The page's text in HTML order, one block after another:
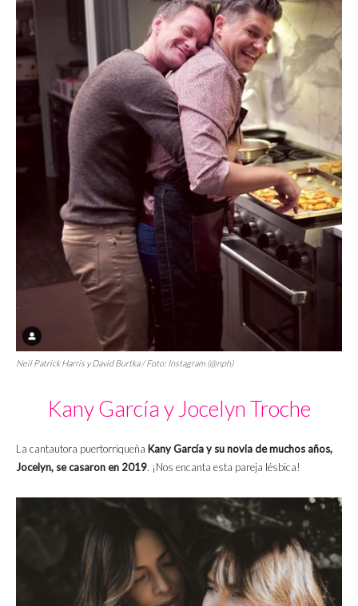
Neil Patrick Harris y David Burtka / Foto: Instagram (@nph)
Kany García y Jocelyn Troche
La cantautora puertorriqueña Kany García y su novia de muchos años,
Jocelyn, se casaron en 2019. ¡Nos encanta esta pareja lésbica!